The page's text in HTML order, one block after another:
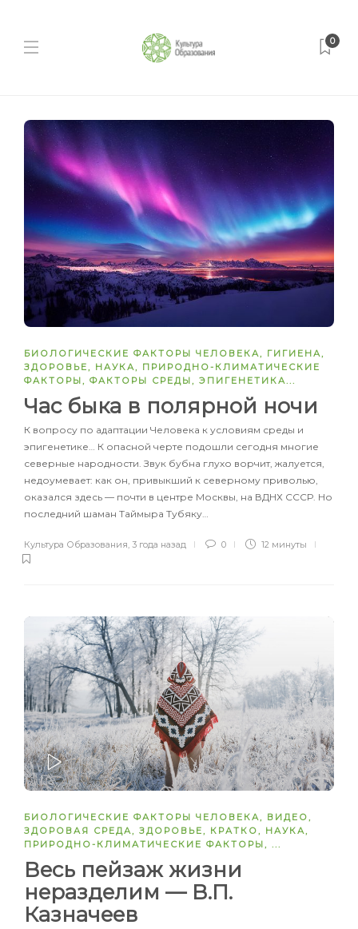
0
БИОЛОГИЧЕСКИЕ ФАКТОРЫ ЧЕЛОВЕКА , ГИГИЕНА ,
ЗДОРОВЬЕ , НАУКА , ПРИРОДНО-КЛИМАТИЧЕСКИЕ
ФАКТОРЫ , ФАКТОРЫ СРЕДЫ , ЭПИГЕНЕТИКА
Час быка в полярной ночи
К вопросу по адаптации Человека к условиям среды и
эпигенетике… К опасной черте подошли сегодня многие
северные народности. Звук бубна глухо ворчит, жалуется,
недоумевает: как он, привыкший к северному приволью,
оказался здесь — почти в центре Москвы, на ВДНХ СССР. Но
последний шаман Таймыра Тубяку…
Культура Образования 3 года назад 0 12 минуты
ЗАПУСТИТЬ
БИОЛОГИЧЕСКИЕ ФАКТОРЫ ЧЕЛОВЕКА, ВИДЕО,
ЗДОРОВАЯ СРЕДА, ЗДОРОВЬЕ, КРАТКО, НАУКА,
ПРИРОДНО-КЛИМАТИЧЕСКИЕ ФАКТОРЫ, ...
Весь пейзаж жизни
неразделим — В.П.
Казначеев